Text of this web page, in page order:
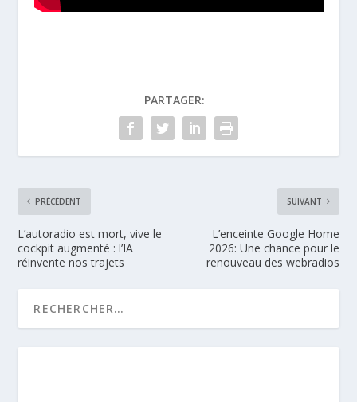
PARTAGER:
PRÉCÉDENT
L’autoradio est mort, vive le
cockpit augmenté : l’IA
réinvente nos trajets
SUIVANT
L’enceinte Google Home
2026: Une chance pour le
renouveau des webradios